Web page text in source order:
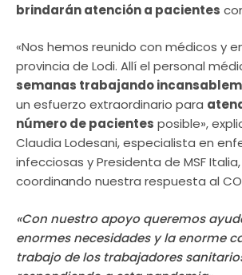
brindarán atención a pacientes
«Nos hemos reunido con médicos y
provincia de Lodi. Allí el personal
semanas trabajando
un esfuerzo extraordinario para
número de pacientes posible»,
Claudia Lodesani, especialista en
infecciosas y Presidenta de MSF
coordinando nuestra respuesta al
«Con nuestro apoyo queremos
enormes necesidades y la enorme
trabajo de los trabajadores